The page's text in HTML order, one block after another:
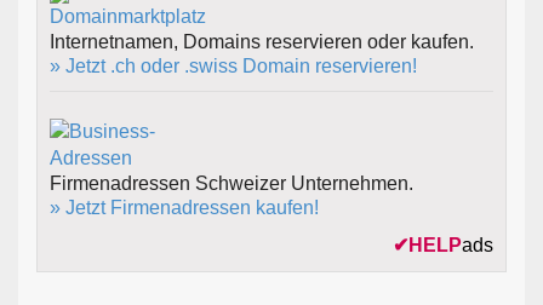
Internetnamen, Domains reservieren oder kaufen.
» Jetzt .ch oder .swiss Domain reservieren!
Firmenadressen Schweizer Unternehmen.
» Jetzt Firmenadressen kaufen!
✔ HELPads